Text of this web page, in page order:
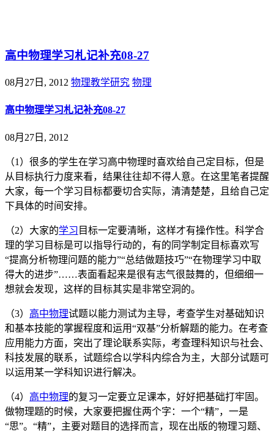
高中物理学习札记补充08-27
08月27日, 2012 物理教学研究 物理
高中物理学习札记补充08-27
08月27日, 2012
（1）很多的学生在学习高中物理时喜欢给自己定目标，但是
从目标执行力度来看，结果往往却不得人意。在这里笔者提醒
大家，每一个学习目标都要切合实际，清清楚楚，且给自己定
下具体的时间安排。
（2）大家的学习 目标一定要清晰，这样才有操作性。科学合
理的学习目标是可以指导行动的，有的同学制定目标喜欢写
“提高分析物理问题的能力”“总结做题技巧”“在物理学习中取
得大的进步”……表面看起来是很有志气很鼓舞的，但细细一
想就会发现，这样的目标其实是非常空洞的。
（3） 高中物理试题以能力测试为主导，考查学生对基础知识
和基本技能的掌握程度和运用“双基”分析解题的能力。在考查
应用能力方面，突出了理论联系实际，考查理科知识与社会、
科技发展的联系，试题综合以学科内综合为主，大部分试题可
以运用某一学科知识进行解决。
（4） 高中物理的复习一定要立足课本，好好把基础打牢固。
做物理题的时候，大家要把握住两个字：一个“精”，一是
“思”。“精”，主要对题目的选择而言，现在出版的物理习题、